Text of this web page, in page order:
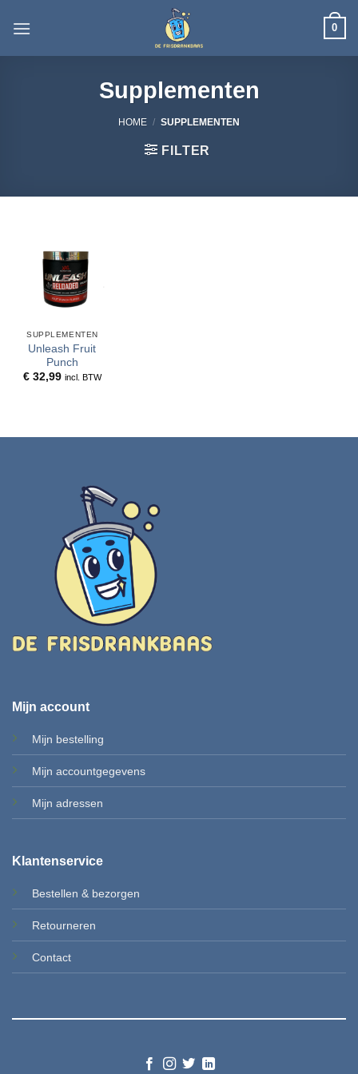
naar
0
Supplementen
HOME / SUPPLEMENTEN
FILTER
SUPPLEMENTEN
Unleash Fruit
Punch
€32,99 incl. BTW
Mijn account
Mijn bestelling
Mijn accountgegevens
Mijn adressen
Klantenservice
Bestellen & bezorgen
Retourneren
Contact